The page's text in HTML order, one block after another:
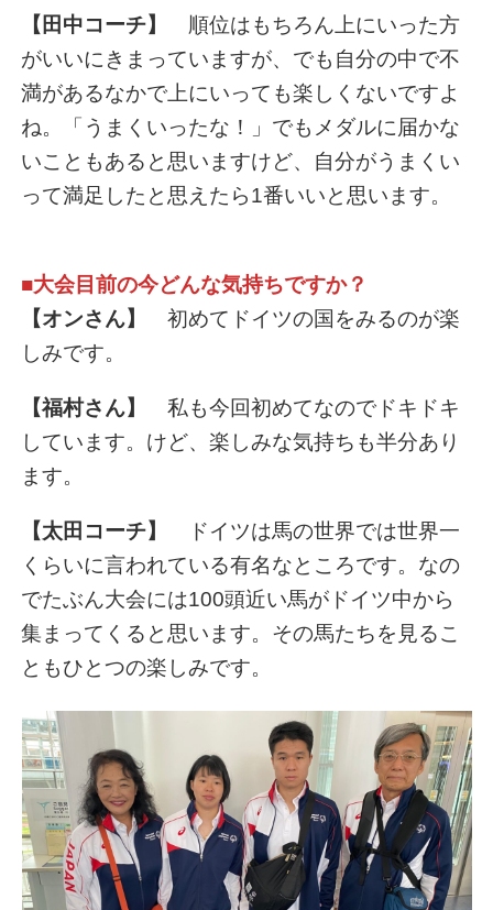
【田中コーチ】
順位はもちろん上にいった方
がいいにきまっていますが、でも自分の中で不
満があるなかで上にいっても楽しくないですよ
ね。「うまくいったな！」でもメダルに届かな
いこともあると思いますけど、自分がうまくい
って満足したと思えたら1番いいと思います。
■大会目前の今どんな気持ちですか？
【オンさん】
初めてドイツの国をみるのが楽
しみです。
【福村さん】
私も今回初めてなのでドキドキ
しています。けど、楽しみな気持ちも半分あり
ます。
【太田コーチ】
ドイツは馬の世界では世界一
くらいに言われている有名なところです。なの
でたぶん大会には100頭近い馬がドイツ中から
集まってくると思います。その馬たちを見るこ
ともひとつの楽しみです。